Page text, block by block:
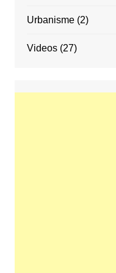
Urbanisme(2)
Videos(27)